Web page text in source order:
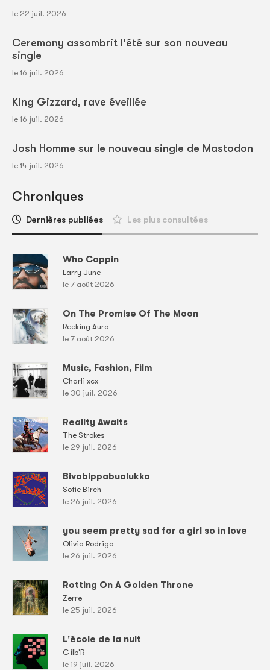
le 22 juil. 2026
Ceremony assombrit l'été sur son nouveau
single
le 16 juil. 2026
King Gizzard, rave éveillée
le 16 juil. 2026
Josh Homme sur le nouveau single de Mastodon
le 14 juil. 2026
Chroniques
Dernières publiées Les plus consultées
Who Coppin
Larry June
le 7 août 2026
On The Promise Of The Moon
Reeking Aura
le 7 août 2026
Music, Fashion, Film
Charli xcx
le 30 juil. 2026
Reality Awaits
The Strokes
le 29 juil. 2026
Bivabippabualukka
Sofie Birch
le 26 juil. 2026
you seem pretty sad for a girl so in love
Olivia Rodrigo
le 26 juil. 2026
Rotting On A Golden Throne
Zerre
le 25 juil. 2026
L'école de la nuit
Gilb'R
le 19 juil. 2026